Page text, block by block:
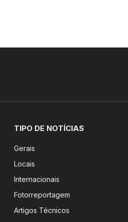
TIPO DE NOTÍCIAS
Gerais
Locais
Internacionais
Fotorreportagem
Artigos Técnicos